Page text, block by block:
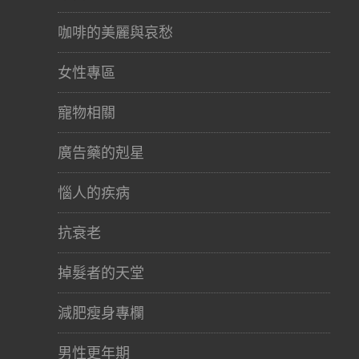
咖啡的美麗與哀愁
女性專區
寵物相關
廣告藥的剋星
惱人的疾病
抗衰老
掉髮者的天堂
減肥瘦身專欄
男性更年期